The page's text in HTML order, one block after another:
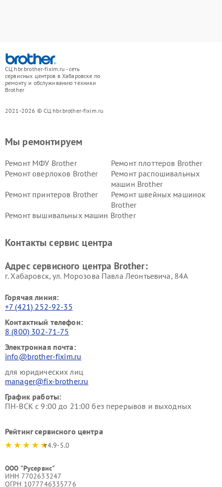
СЦ hbr.brother-fixim.ru - сеть
сервисных центров в Хабаровске по
ремонту и обслуживанию техники
Brother
2021-2026 © СЦ hbr.brother-fixim.ru
Мы ремонтируем
Ремонт МФУ Brother
Ремонт плоттеров Brother
Ремонт оверлоков Brother
Ремонт распошивальных
машин Brother
Ремонт принтеров Brother
Ремонт швейных машинок
Brother
Ремонт вышивальных машин Brother
Контакты сервис центра
Адрес сервисного центра Brother:
г. Хабаровск, ул. Морозова Павла Леонтьевича, 84А
Горячая линия:
+7 (421) 252-92-35
Контактный телефон:
8 (800) 302-71-75
Электронная почта:
info@brother-fixim.ru
для юридических лиц
manager@fix-brother.ru
График работы:
ПН-ВСК с 9:00 до 21:00 без перерывов и выходных
Рейтинг сервисного центра
4.9-5.0
ООО "Русервис"
ИНН 7702633247
ОГРН 1077746335776